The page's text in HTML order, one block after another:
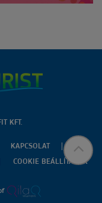
KFT.
KAPCSOLAT
COOKIE BEÁLLÍTÁSOK